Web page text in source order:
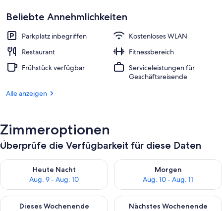
Ansicht von oben
Beliebte Annehmlichkeiten
Parkplatz inbegriffen
Kostenloses WLAN
Restaurant
Fitnessbereich
Frühstück verfügbar
Serviceleistungen für
Geschäftsreisende
Alle anzeigen
Zimmeroptionen
Überprüfe die Verfügbarkeit für diese Daten
Heute Nacht
Aug. 9 - Aug. 10
Überprüfe die Verfügbarkeit für heute Nacht, Aug. 9 - Aug.
Morgen
Aug. 10 - Aug. 11
Überprüfe die Verfügbarkeit
Dieses Wochenende
Überprüfe die Verfügbarkeit für dieses Wochenende, Aug. 14
Nächstes Wochenende
Überprüfe die Verfügbarkeit